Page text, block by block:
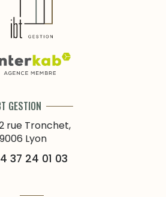
GESTION
rue Tronchet,
Lyon
37 24 01 03